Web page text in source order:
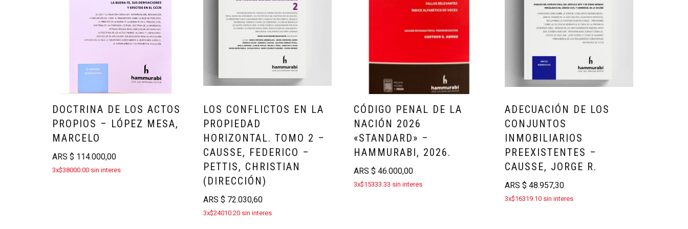
DOCTRINA DE LOS ACTOS
PROPIOS – LÓPEZ MESA,
MARCELO
ARS $ 114.000,00
3x$38000.00 sin interes
LOS CONFLICTOS EN LA
PROPIEDAD
HORIZONTAL. TOMO 2 –
CAUSSE, FEDERICO –
PETTIS, CHRISTIAN
(DIRECCIÓN)
ARS $ 72.030,60
3x$24010.20 sin interes
CÓDIGO PENAL DE LA
NACIÓN 2026
«STANDARD» –
HAMMURABI, 2026.
ARS$ 46.000,00
3x$15333.33 sin interes
ADECUACIÓN DE LOS
CONJUNTOS
INMOBILIARIOS
PREEXISTENTES –
CAUSSE, JORGE R.
ARS$ 48.957,30
3x$16319.10 sin interes